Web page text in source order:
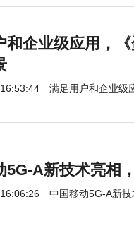
和企业级应用，
满足用户和企业级
5G-A新技术亮相
中国移动5G-A新